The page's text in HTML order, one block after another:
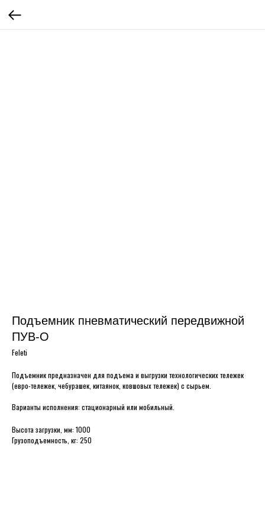
Подъемник пневматический передвижной
ПУВ-О
Feleti
Подъемник предназначен для подъема и выгрузки технологических тележек
(евро-тележек, чебурашек, китаянок, ковшовых тележек) с сырьем.
Варианты исполнения: стационарный или мобильный.
Высота загрузки, мм: 1000
Грузоподъемность, кг: 250